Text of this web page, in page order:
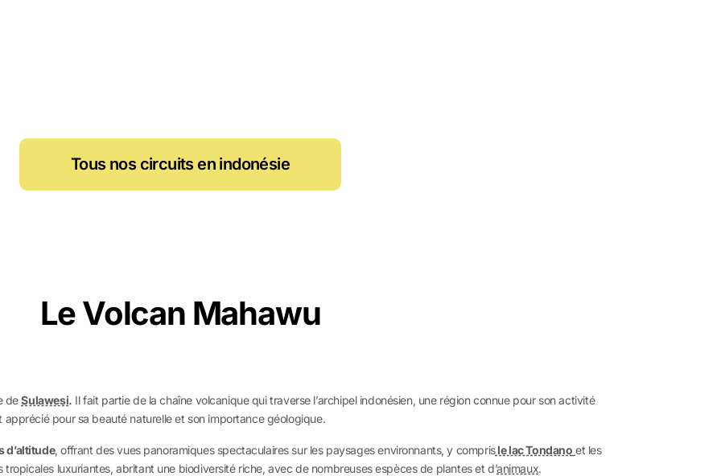
Tous nos circuits en indonésie
Le Volcan Mahawu
deSulawesi. Il fait partie de la chaîne volcanique qui traverse l’archipel indonésien, une région connue pour son activité
pour sa beauté naturelle et son importance géologique.
d’altitude, offrant des vues panoramiques spectaculaires sur les paysages environnants, y comprisle lac Tondano et les
luxuriantes, abritant une biodiversité riche, avec de nombreuses espèces de plantes et d’animaux.